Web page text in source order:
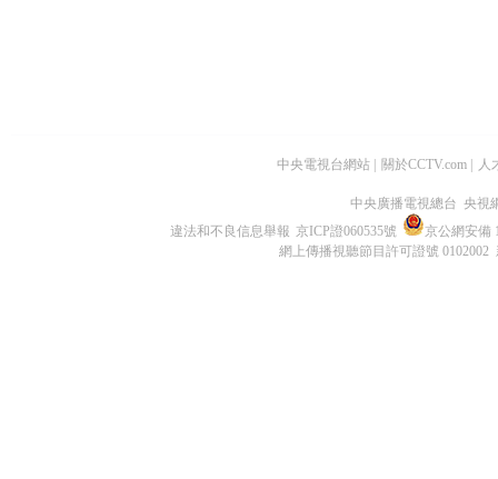
中央電視台網站 關於CCTV.com 人
中央廣播電視總台 央視
違法和不良信息舉報 京ICP證060535號
京公網安備
網上傳播視聽節目許可證號 0102002